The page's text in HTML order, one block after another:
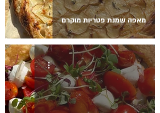
מאפה שמנת פטריות מוקרם